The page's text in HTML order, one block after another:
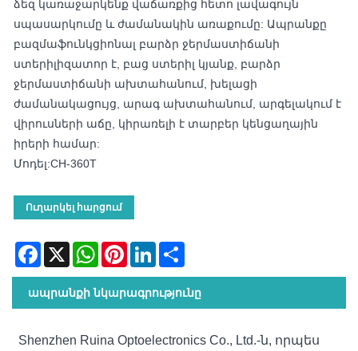
ձեզ կառաջարկենք վաճառքից հետո լավագույն
սպասարկումը և ժամանակին առաքումը: Ապրանքը
բազմաֆունկցիոնալ բարձր ջերմաստիճանի
ստերիլիզատոր է, բաց ստերիլ կյանք, բարձր
ջերմաստիճանի ախտահանում, խելացի
ժամանակացույց, արագ ախտահանում, արգելակում է
վիրուսների աճը, կիրառելի է տարբեր կենցաղային
իրերի համար:
Մոդել:CH-360T
Ուղարկել հարցում
Facebook
X WhatsAppPinterestLinkedIn
ապրանքի նկարագրությունը
Shenzhen Ruina Optoelectronics Co., Ltd.-ն, որպես